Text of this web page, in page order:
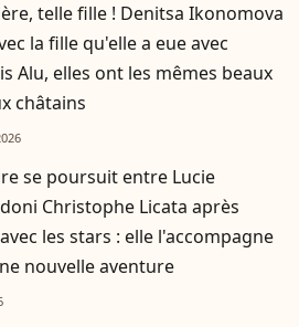
telle fille ! Denitsa Ikonomova
la fille qu'elle a eue avec
Alu, elles ont les mêmes beaux
châtains
se poursuit entre Lucie
Christophe Licata après
les stars : elle l'accompagne
nouvelle aventure